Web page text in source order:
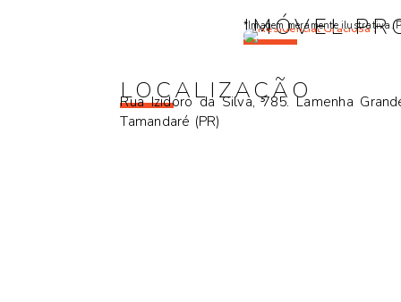
IMÓVEL
*Imagem meramente ilustrativa.
LOCALIZAÇÃO
Rua Izidoro da Silva, 785. Lamenha
Tamandaré (PR)